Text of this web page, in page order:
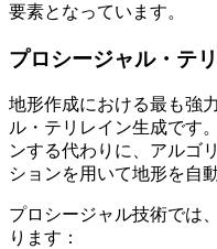
要素となっています。
プロシージャル・テ
地形作成における最も強
ル・テリレイン生成です
ンする代わりに、アルゴ
ションを用いて地形を自
プロシージャル技術では
ります：